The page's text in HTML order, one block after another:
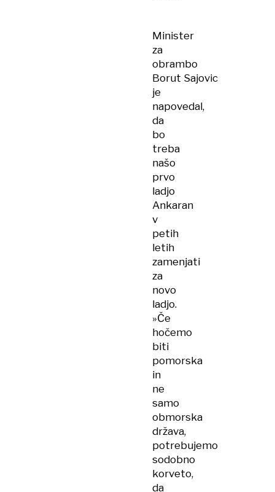
Minister
za
obrambo
Borut Sajovic
je
napovedal,
da
bo
treba
našo
prvo
ladjo
Ankaran
v
petih
letih
zamenjati
za
novo
ladjo.
»Če
hočemo
biti
pomorska
in
ne
samo
obmorska
država,
potrebujemo
sodobno
korveto,
da